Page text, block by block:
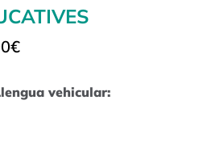
€
vehicular: